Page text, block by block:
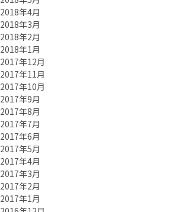
2018年4月
2018年3月
2018年2月
2018年1月
2017年12月
2017年11月
2017年10月
2017年9月
2017年8月
2017年7月
2017年6月
2017年5月
2017年4月
2017年3月
2017年2月
2017年1月